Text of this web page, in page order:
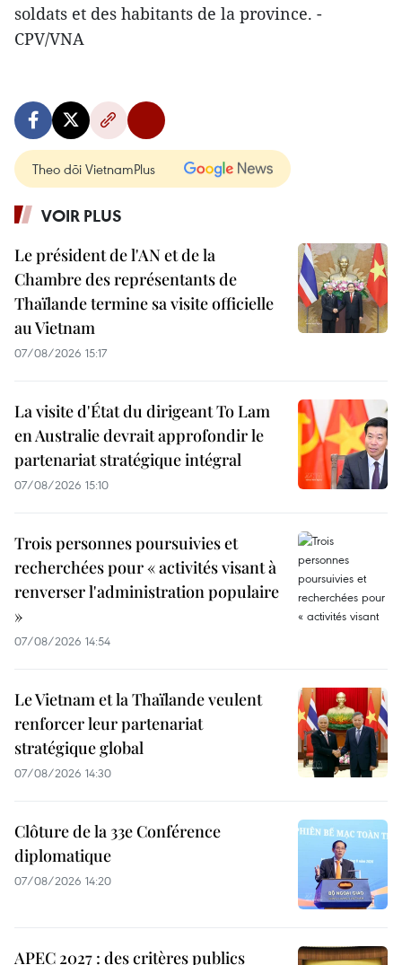
soldats et des habitants de la province. -
CPV/VNA
Theo dõi VietnamPlus
VOIR PLUS
Le président de l'AN et de la
Chambre des représentants de
Thaïlande termine sa visite officielle
au Vietnam
07/08/2026 15:17
La visite d'État du dirigeant To Lam
en Australie devrait approfondir le
partenariat stratégique intégral
07/08/2026 15:10
Trois personnes poursuivies et
recherchées pour « activités visant à
renverser l'administration populaire
»
07/08/2026 14:54
Le Vietnam et la Thaïlande veulent
renforcer leur partenariat
stratégique global
07/08/2026 14:30
Clôture de la 33e Conférence
diplomatique
07/08/2026 14:20
APEC 2027 : des critères publics